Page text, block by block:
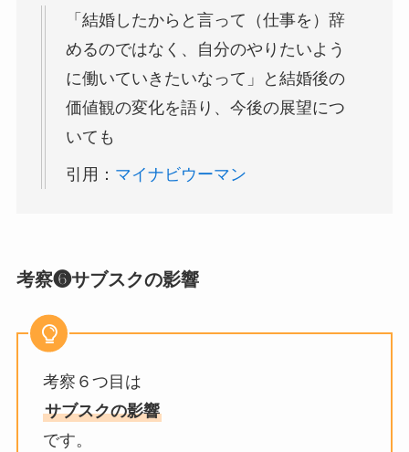
「結婚したからと言って（仕事を）辞
めるのではなく、自分のやりたいよう
に働いていきたいなって」と結婚後の
価値観の変化を語り、今後の展望につ
いても
引用： マイナビウーマン
考察❻サブスクの影響
考察６つ目は
サブスクの影響
です。